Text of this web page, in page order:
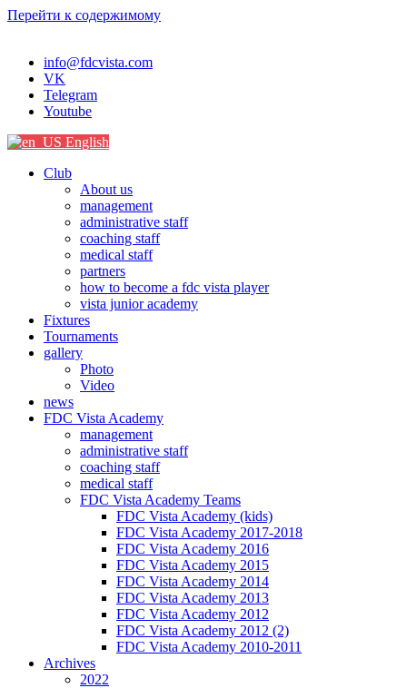
Перейти к содержимому
info@fdcvista.com
VK
Telegram
Youtube
English
Club
About us
management
administrative staff
coaching staff
medical staff
partners
how to become a fdc vista player
vista junior academy
Fixtures
Tournaments
gallery
Photo
Video
news
FDC Vista Academy
management
administrative staff
coaching staff
medical staff
FDC Vista Academy Teams
FDC Vista Academy (kids)
FDC Vista Academy 2017-2018
FDC Vista Academy 2016
FDC Vista Academy 2015
FDC Vista Academy 2014
FDC Vista Academy 2013
FDC Vista Academy 2012
FDC Vista Academy 2012 (2)
FDC Vista Academy 2010-2011
Archives
2022